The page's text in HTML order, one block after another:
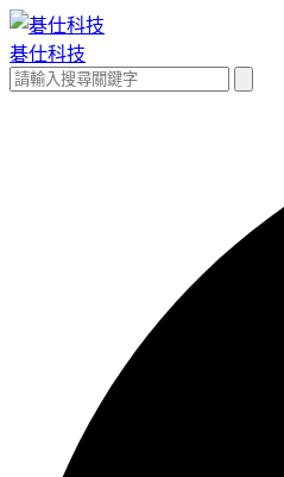
跳
至
主
碁仕科技
搜